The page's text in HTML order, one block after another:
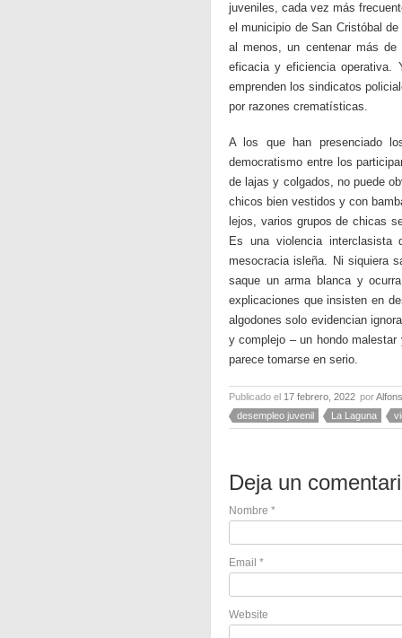
juveniles, cada vez más
el municipio de San Cristóbal
al menos, un centenar más
eficacia y eficiencia operativa.
emprenden los sindicatos
por razones crematísticas.
A los que han presenciado
democratismo entre los
de lajas y colgados, no puede
chicos bien vestidos y con
lejos, varios grupos de chicas
Es una violencia interclasista
mesocracia isleña. Ni siquiera
saque un arma blanca y
explicaciones que insisten en
algodones solo evidencian
y complejo – un hondo
parece tomarse en serio.
Publicado el 17 febrero, 2022 por
desempleo juvenil
La Laguna
Deja un
Nombre *
Email *
Website